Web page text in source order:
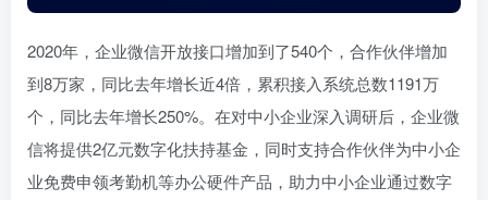
2020年，企业微信开放接口增加到了540个，合作伙伴增加
到8万家，同比去年增长近4倍，累积接入系统总数1191万
个，同比去年增长250%。在对中小企业深入调研后，企业微
信将提供2亿元数字化扶持基金，同时支持合作伙伴为中小企
业免费申领考勤机等办公硬件产品，助力中小企业通过数字